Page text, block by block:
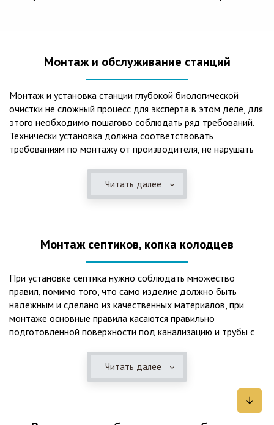
Монтаж и обслуживание станций
Монтаж и установка станции глубокой биологической
очистки не сложный процесс для эксперта в этом деле, для
этого необходимо пошагово соблюдать ряд требований.
Технически установка должна соответствовать
требованиям по монтажу от производителя, не нарушать
представления о требованиях ПУЭ, ведь не качественный
монтаж может привезти не только к выходу из строя
вод – самый эффективный способ из всех существующих
оборудования вода может применяться для хозяйственных
нужд и полива огорода, а остатки ила при чистке могут
стать эффективным удобрением. Нет необходимости
тратить средства на ассенизаторскую машину. Системы
монтируются при минимуме земляных работ, без грязи и
заезда крупной техники, даже при очень высоком уровне
грунтовых вод. Служат до 50 и более лет при уникальной
необходимо удалять ил, самостоятельно или с помощью
Читать далее
Монтаж септиков, копка колодцев
При установке септика нужно соблюдать множество
правил, помимо того, что само изделие должно быть
надежным и сделано из качественных материалов, при
монтаже основные правила касаются правильно
подготовленной поверхности под канализацию и трубы с
Мы установим Вам емкости для фильтрации и отстаивания
сточных вод по технологиям, не приводящим к загрязнению
Читать далее